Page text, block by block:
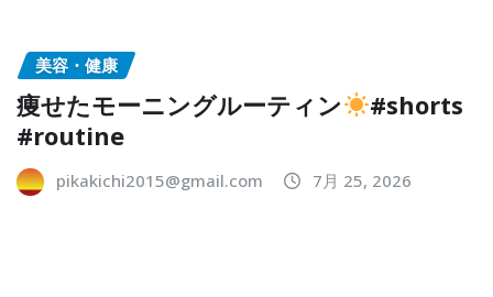
美容・健康
痩せたモーニングルーティン
#shorts
#routine
pikakichi2015@gmail.com 7月 25, 2026